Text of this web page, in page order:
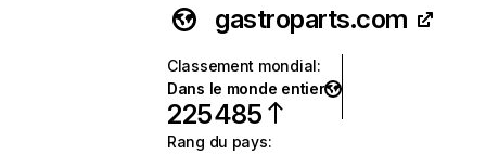
gastroparts.com
Classement mondial:
Dans le monde entier
225 485
Rang du pays: